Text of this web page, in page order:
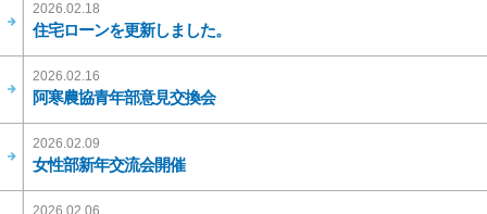
2026.02.18
住宅ローンを更新しました。
2026.02.16
阿寒農協青年部意見交換会
2026.02.09
女性部新年交流会開催